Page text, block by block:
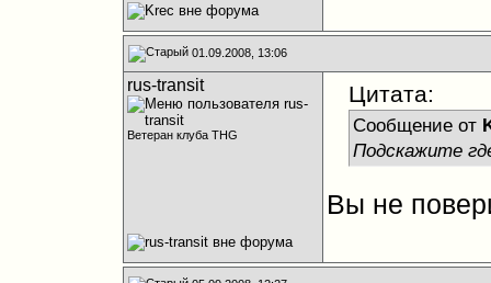
01.09.2008, 13:06
rus-transit
Ветеран клуба THG
Цитата:
Сообщение от
Подскажите
Вы не